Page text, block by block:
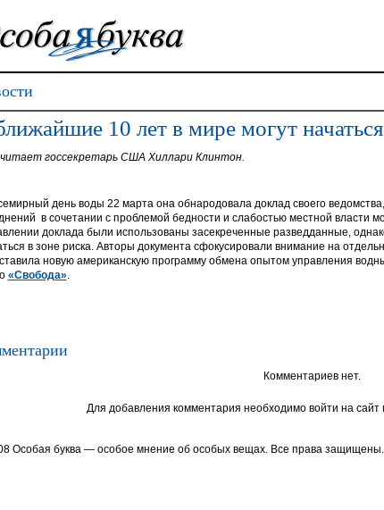
10 лет в мире могут
госсекретарь США Хиллари Клинтон.
день воды 22 марта она обнародовала доклад своего
в сочетании с проблемой бедности и слабостью местной власти
доклада были использованы засекреченные разведданные,
в зоне риска. Авторы документа сфокусировали внимание на
новую американскую программу обмена опытом управления
«Свобода».
Комментариев нет.
Для добавления комментария необходимо войти на
Особая буква — особое мнение об особых вещах. Все права защищены.